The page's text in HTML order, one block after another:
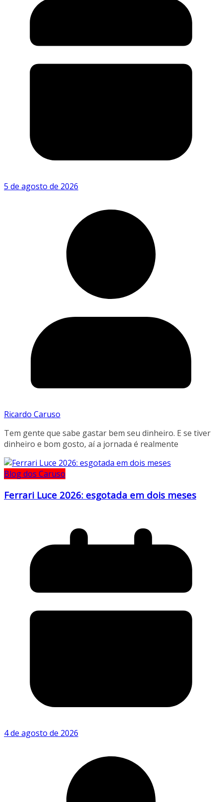
5 de agosto de 2026
Ricardo Caruso
Tem gente que sabe gastar bem seu dinheiro. E se tiver
dinheiro e bom gosto, aí a jornada é realmente
Blog dos Caruso
Ferrari Luce 2026: esgotada em dois meses
4 de agosto de 2026